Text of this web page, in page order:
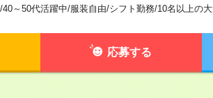
/40～50代活躍中/服装自由/シフト勤務/10名以上の
応募する